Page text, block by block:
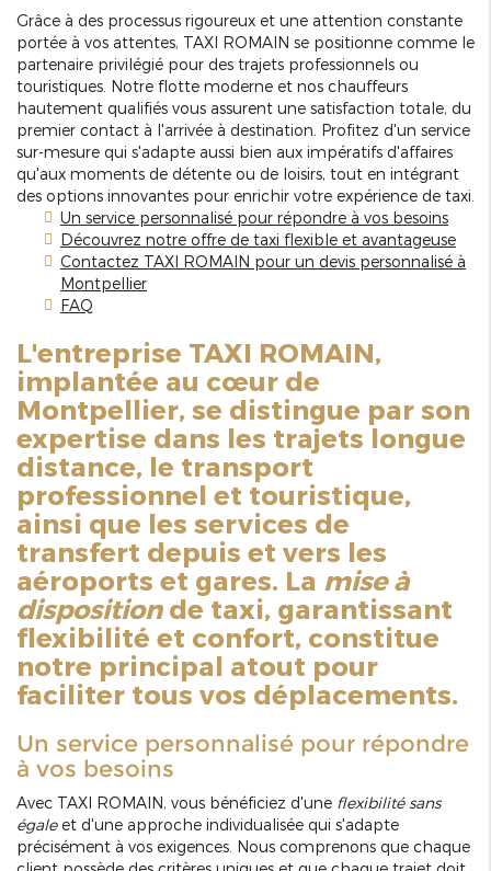
Grâce à des processus rigoureux et une attention constante
portée à vos attentes, TAXI ROMAIN se positionne comme le
partenaire privilégié pour des trajets professionnels ou
touristiques. Notre flotte moderne et nos chauffeurs
hautement qualifiés vous assurent une satisfaction totale, du
premier contact à l'arrivée à destination. Profitez d'un service
sur-mesure qui s'adapte aussi bien aux impératifs d'affaires
qu'aux moments de détente ou de loisirs, tout en intégrant
des options innovantes pour enrichir votre expérience de taxi.
Un service personnalisé pour répondre à vos besoins
Découvrez notre offre de taxi flexible et avantageuse
Contactez TAXI ROMAIN pour un devis personnalisé à
Montpellier
FAQ
L'entreprise TAXI ROMAIN,
implantée au cœur de
Montpellier, se distingue par son
expertise dans les trajets longue
distance, le transport
professionnel et touristique,
ainsi que les services de
transfert depuis et vers les
aéroports et gares. La mise à
dispositionde taxi, garantissant
flexibilité et confort, constitue
notre principal atout pour
faciliter tous vos déplacements.
Un service personnalisé pour répondre
à vos besoins
Avec TAXI ROMAIN, vous bénéficiez d'une flexibilité sans
égaleet d'une approche individualisée qui s'adapte
précisément à vos exigences. Nous comprenons que chaque